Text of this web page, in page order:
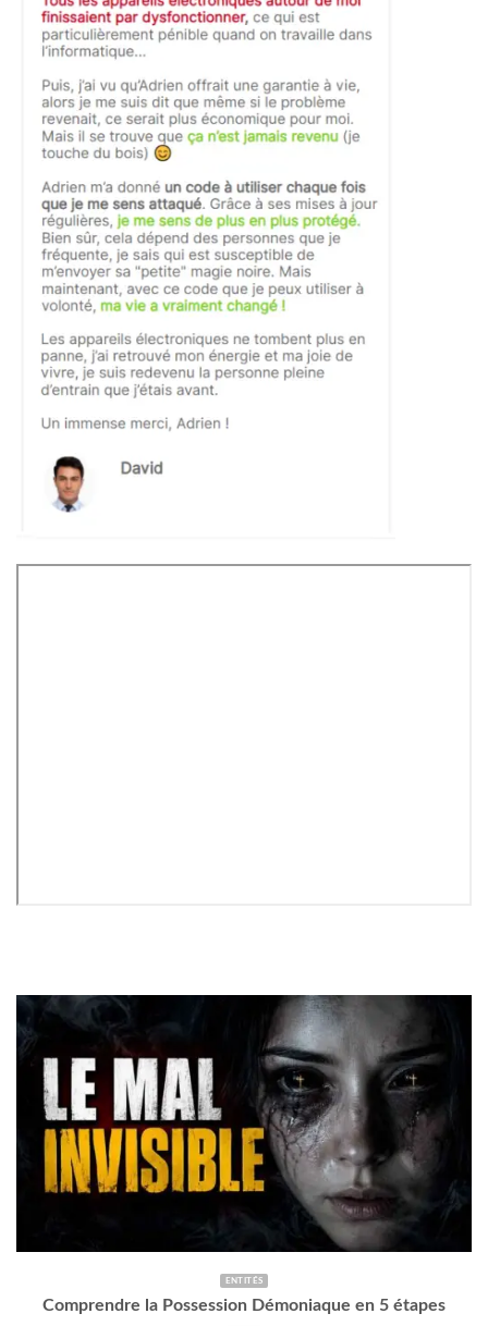
ENTITÉS
Comprendre la Possession Démoniaque en 5 étapes